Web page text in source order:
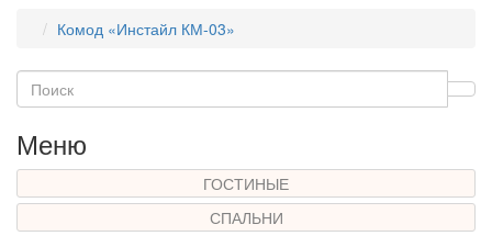
Комод «Инстайл КМ-03»
Меню
ГОСТИНЫЕ
СПАЛЬНИ